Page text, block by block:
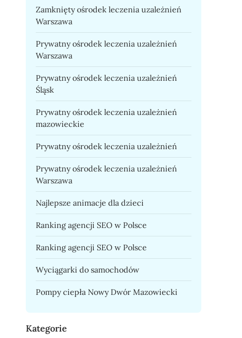
Zamknięty ośrodek leczenia uzależnień
Warszawa
Prywatny ośrodek leczenia uzależnień
Warszawa
Prywatny ośrodek leczenia uzależnień
Śląsk
Prywatny ośrodek leczenia uzależnień
mazowieckie
Prywatny ośrodek leczenia uzależnień
Prywatny ośrodek leczenia uzależnień
Warszawa
Najlepsze animacje dla dzieci
Ranking agencji SEO w Polsce
Ranking agencji SEO w Polsce
Wyciągarki do samochodów
Pompy ciepła Nowy Dwór Mazowiecki
Kategorie